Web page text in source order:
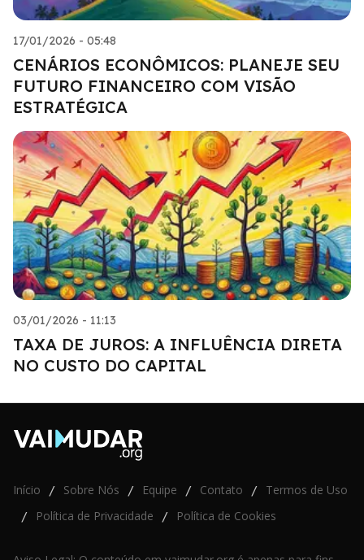
17/01/2026 - 05:48
CENÁRIOS ECONÔMICOS: PLANEJE SEU
FUTURO FINANCEIRO COM VISÃO
ESTRATÉGICA
03/01/2026 - 11:13
TAXA DE JUROS: A INFLUÊNCIA DIRETA
NO CUSTO DO CAPITAL
Início / Sobre Nós / Equipe / Contato / Termos de Uso
/ Política de Privacidade / Política de Cookies